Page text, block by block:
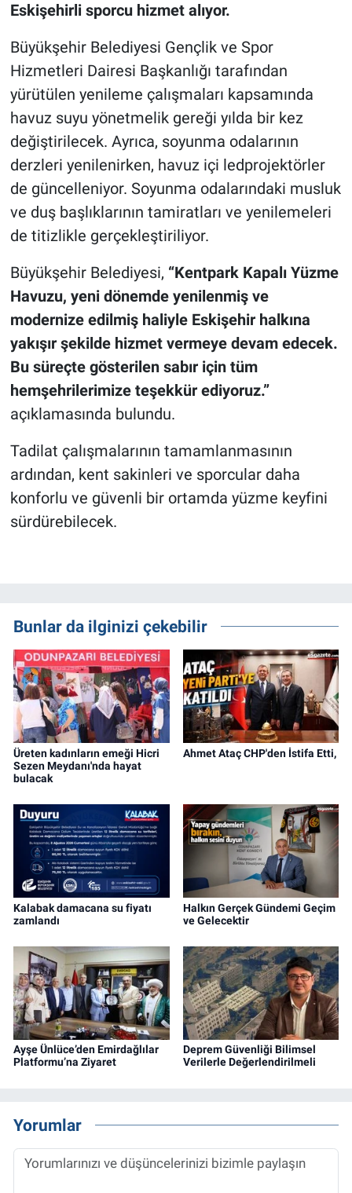
Eskişehirli sporcu hizmet alıyor.
Büyükşehir Belediyesi Gençlik ve Spor
Hizmetleri Dairesi Başkanlığı tarafından
yürütülen yenileme çalışmaları kapsamında
havuz suyu yönetmelik gereği yılda bir kez
değiştirilecek. Ayrıca, soyunma odalarının
derzleri yenilenirken, havuz içi ledprojektörler
de güncelleniyor. Soyunma odalarındaki musluk
ve duş başlıklarının tamiratları ve yenilemeleri
de titizlikle gerçekleştiriliyor.
Büyükşehir Belediyesi, “Kentpark Kapalı Yüzme
Havuzu, yeni dönemde yenilenmiş ve
modernize edilmiş haliyle Eskişehir halkına
yakışır şekilde hizmet vermeye devam edecek.
Bu süreçte gösterilen sabır için tüm
hemşehrilerimize teşekkür ediyoruz.”
açıklamasında bulundu.
Tadilat çalışmalarının tamamlanmasının
ardından, kent sakinleri ve sporcular daha
konforlu ve güvenli bir ortamda yüzme keyfini
sürdürebilecek.
Bunlar da ilginizi çekebilir
Üreten kadınların emeği Hicri
Sezen Meydanı'nda hayat
bulacak
Ahmet Ataç CHP'den İstifa Etti,
Kalabak damacana su fiyatı
zamlandı
Halkın Gerçek Gündemi Geçim
ve Gelecektir
Ayşe Ünlüce’den Emirdağlılar
Platformu’na Ziyaret
Deprem Güvenliği Bilimsel
Verilerle Değerlendirilmeli
Yorumlar